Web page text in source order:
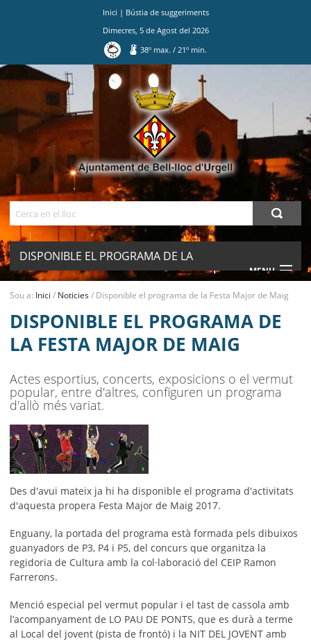
Inici | Bústia de suggeriments
Dimecres, 5de Agostdel 2026
38º max./ 21º min.
DISPONIBLE EL PROGRAMA DE LA
FESTA MAJOR DE MAIG
MENU
AJUNTAMENT
MUNICIPI
SEU ELECTRÒNICA
BELL-LLOC SOLUCIONA
Sou a: Inici / Noticies/ Disponible el programa de la Festa Major de Maig
DISPONIBLE EL PROGRAMA DE
LA FESTA MAJOR DE MAIG
Actes esportius, concerts, exposicions o el vermut
popular, entre d'altres, configuren un programa
d'allò més variat.
Des d'avui mateix ja hi ha disponible el programa d'activitats
d'aquesta propera Festa Major de Maig 2017.
Enguany, la portada del programa està formada pels dibuixos
guanyadors de P3, P4 i P5, del concurs que organitza la
regidoria de Cultura amb la col·laboració del CEIP Ramon
Farrerons.
Menció especial pel vermut popular i el tast de cassola amb
l’acompanyament de LO PAU DE PONTS, que es durà a terme
al Local del jovent (pista de frontó) i la NIT DEL JOVENT amb